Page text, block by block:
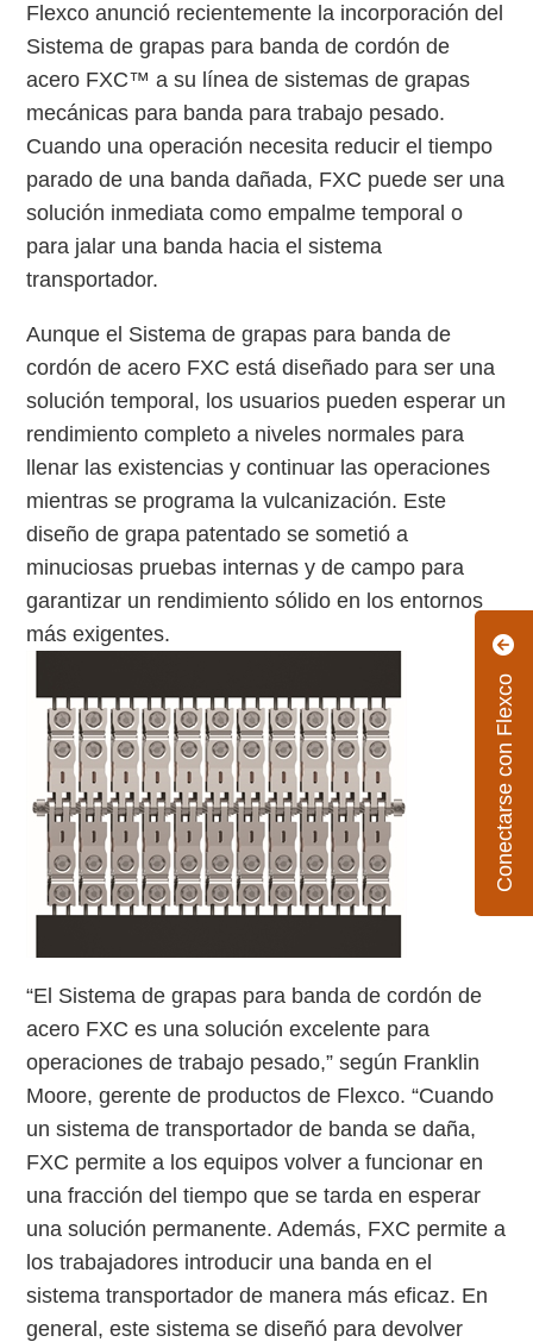
Conectarse con Flexco
Flexco anunció recientemente la incorporación del
Sistema de grapas para banda de cordón de
acero FXC™ a su línea de sistemas de grapas
mecánicas para banda para trabajo pesado.
Cuando una operación necesita reducir el tiempo
parado de una banda dañada, FXC puede ser una
solución inmediata como empalme temporal o
para jalar una banda hacia el sistema
transportador.
Aunque el Sistema de grapas para banda de
cordón de acero FXC está diseñado para ser una
solución temporal, los usuarios pueden esperar un
rendimiento completo a niveles normales para
llenar las existencias y continuar las operaciones
mientras se programa la vulcanización. Este
diseño de grapa patentado se sometió a
minuciosas pruebas internas y de campo para
garantizar un rendimiento sólido en los entornos
más exigentes.
“El Sistema de grapas para banda de cordón de
acero FXC es una solución excelente para
operaciones de trabajo pesado,” según Franklin
Moore, gerente de productos de Flexco. “Cuando
un sistema de transportador de banda se daña,
FXC permite a los equipos volver a funcionar en
una fracción del tiempo que se tarda en esperar
una solución permanente. Además, FXC permite a
los trabajadores introducir una banda en el
sistema transportador de manera más eficaz. En
general, este sistema se diseñó para devolver